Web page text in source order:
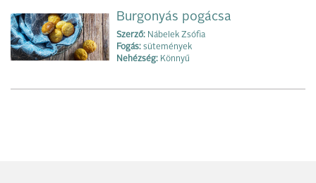
Burgonyás pogácsa
Szerző: Nábelek Zsófia
Fogás: sütemények
Nehézség: Könnyű